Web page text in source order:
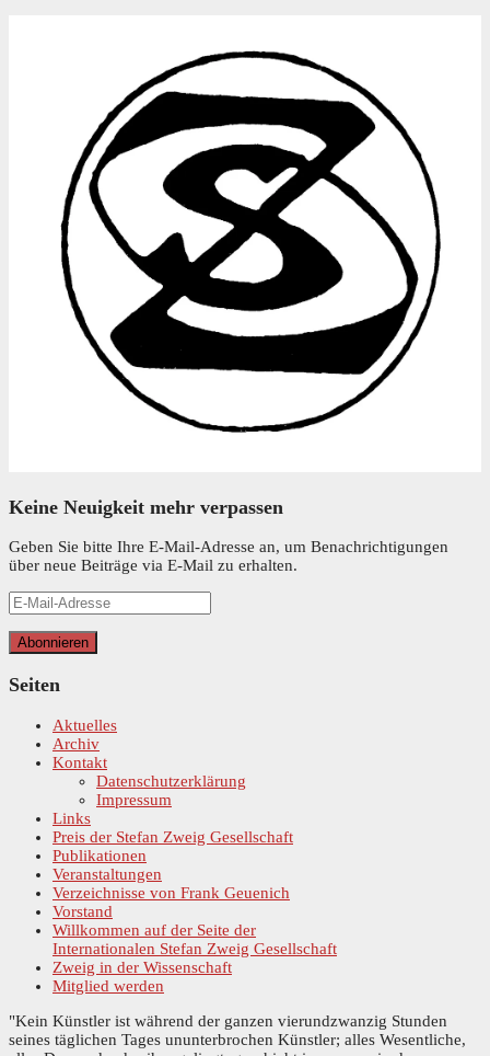
Keine Neuigkeit mehr verpassen
Geben Sie bitte Ihre E-Mail-Adresse an, um Benachrichtigungen
über neue Beiträge via E-Mail zu erhalten.
E-
Mail-
Adresse
Abonnieren
Seiten
Aktuelles
Archiv
Kontakt
Datenschutzerklärung
Impressum
Links
Preis der Stefan Zweig Gesellschaft
Publikationen
Veranstaltungen
Verzeichnisse von Frank Geuenich
Vorstand
Willkommen auf der Seite der
Internationalen Stefan Zweig Gesellschaft
Zweig in der Wissenschaft
Mitglied werden
"Kein Künstler ist während der ganzen vierundzwanzig Stunden
seines täglichen Tages ununterbrochen Künstler; alles Wesentliche,